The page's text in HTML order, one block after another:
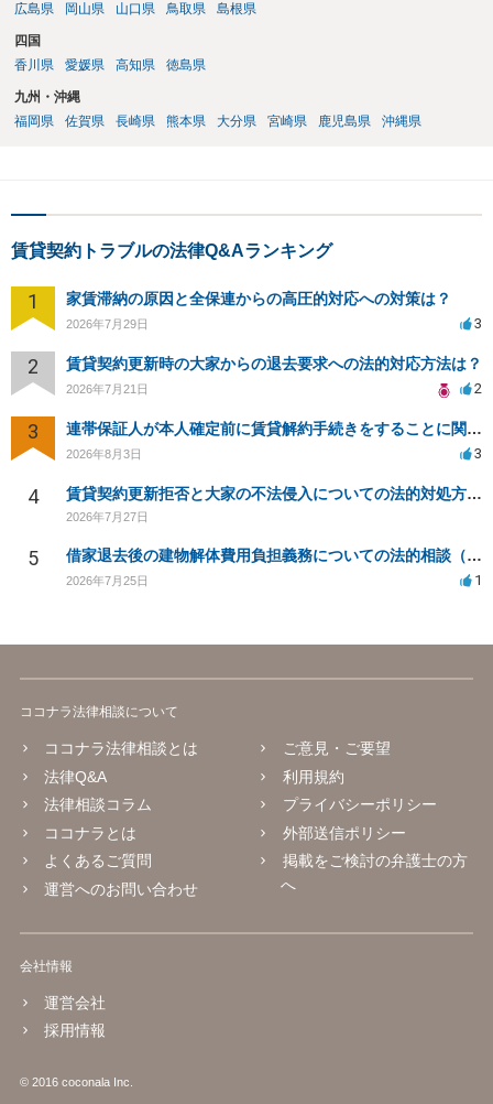
広島県
岡山県 山口県 鳥取県 島根県
四国
香川県
愛媛県 高知県 徳島県
九州・沖縄
福岡県
佐賀県 長崎県 熊本県 大分県 宮崎県 鹿児島県 沖縄県
賃貸契約トラブルの法律Q&Aランキング
1 家賃滞納の原因と全保連からの高圧的対応への対策は？
2026年7月29日 3
2 賃貸契約更新時の大家からの退去要求への法的対応方法は？
2026年7月21日 2
3 連帯保証人が本人確定前に賃貸解約手続きをすることに関して
2026年8月3日 3
4 賃貸契約更新拒否と大家の不法侵入についての法的対処方法は？
2026年7月27日
5 借家退去後の建物解体費用負担義務についての法的相談（補足説明修正）
2026年7月25日 1
ココナラ法律相談について
ココナラ法律相談とは
法律Q&A
法律相談コラム
ココナラとは
よくあるご質問
運営へのお問い合わせ
ご意見・ご要望
利用規約
プライバシーポリシー
外部送信ポリシー
掲載をご検討の弁護士の方
へ
会社情報
運営会社
採用情報
© 2016 coconala Inc.